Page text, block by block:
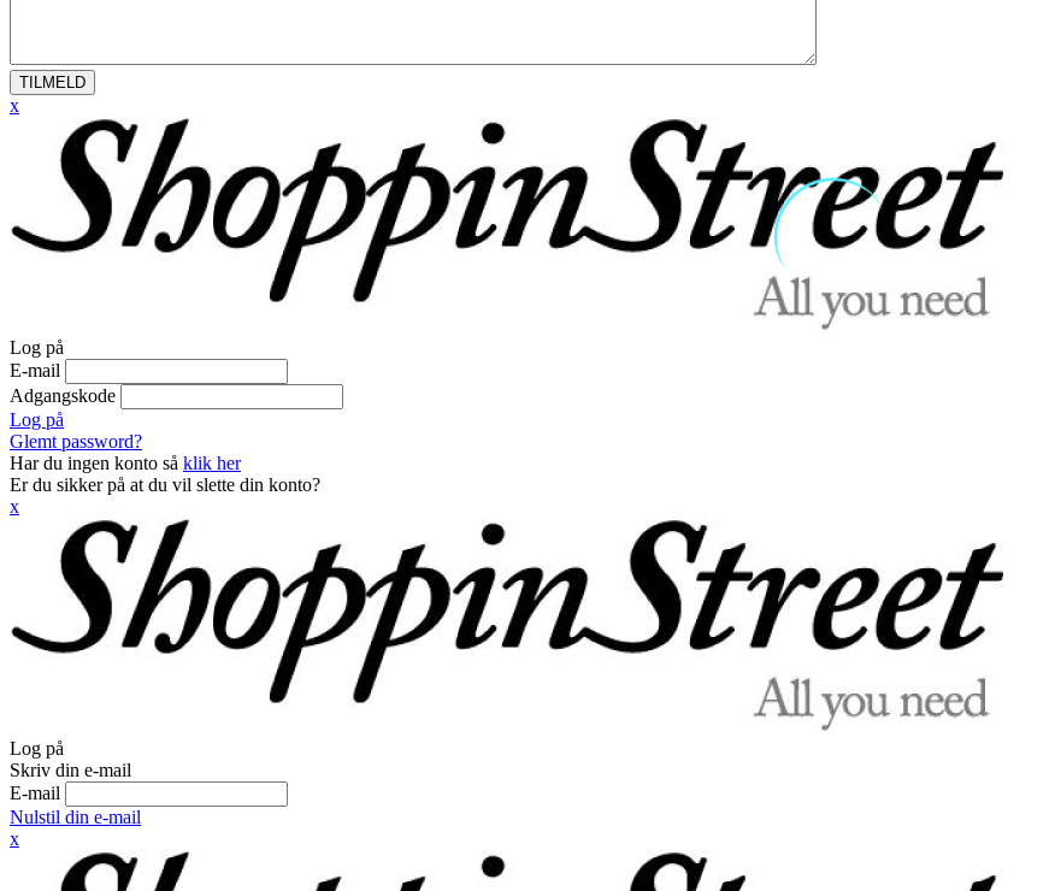
TILMELD
x
Log på
E-mail
Adgangskode
Log på
Glemt password?
Har du ingen konto så klik her
Er du sikker på at du vil slette din konto?
x
Log på
Skriv din e-mail
E-mail
Nulstil din e-mail
x